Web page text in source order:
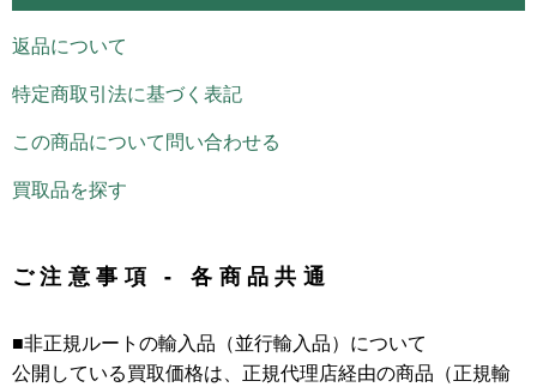
返品について
特定商取引法に基づく表記
この商品について問い合わせる
買取品を探す
ご注意事項 - 各商品共通
■非正規ルートの輸入品（並行輸入品）について
公開している買取価格は、正規代理店経由の商品（正規輸